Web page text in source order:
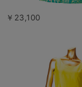
￥23,100